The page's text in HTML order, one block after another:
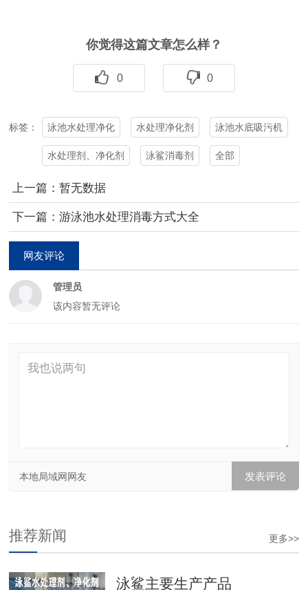
你觉得这篇文章怎么样？
0 0
标签： 泳池水处理净化 水处理净化剂 泳池水底吸污机
水处理剂、净化剂 泳鲨消毒剂 全部
上一篇：暂无数据
下一篇：游泳池水处理消毒方式大全
网友评论
管理员
该内容暂无评论
本地局域网网友
更多>>
推荐新闻
泳鲨主要生产产品